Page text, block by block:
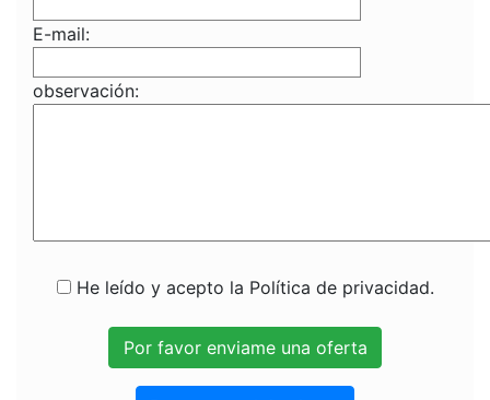
E-mail:
observación:
He leído y acepto la Política de privacidad.